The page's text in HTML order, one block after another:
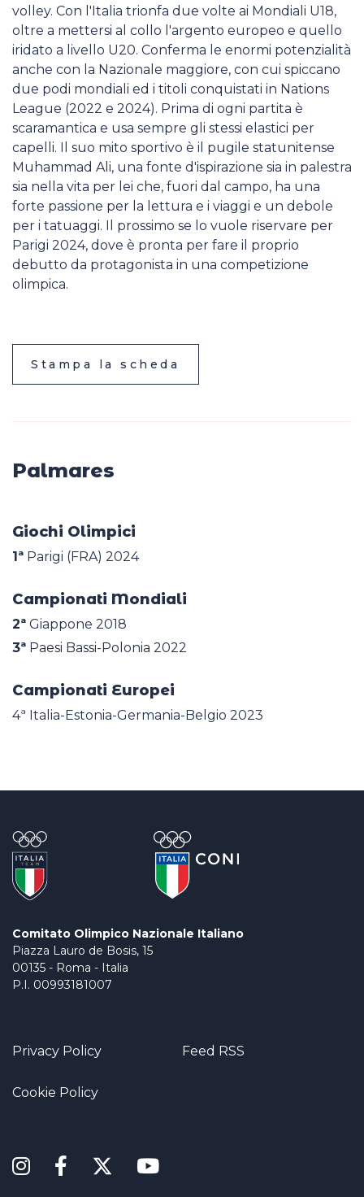
volley. Con l'Italia trionfa due volte ai Mondiali U18,
oltre a mettersi al collo l'argento europeo e quello
iridato a livello U20. Conferma le enormi potenzialità
anche con la Nazionale maggiore, con cui spiccano
due podi mondiali ed i titoli conquistati in Nations
League (2022 e 2024). Prima di ogni partita è
scaramantica e usa sempre gli stessi elastici per
capelli. Il suo mito sportivo è il pugile statunitense
Muhammad Ali, una fonte d'ispirazione sia in palestra
sia nella vita per lei che, fuori dal campo, ha una
forte passione per la lettura e i viaggi e un debole
per i tatuaggi. Il prossimo se lo vuole riservare per
Parigi 2024, dove è pronta per fare il proprio
debutto da protagonista in una competizione
olimpica.
Stampa la scheda
Palmares
Giochi Olimpici
1ª Parigi (FRA) 2024
Campionati Mondiali
2ª Giappone 2018
3ª Paesi Bassi-Polonia 2022
Campionati Europei
4ª Italia-Estonia-Germania-Belgio 2023
Comitato Olimpico Nazionale Italiano
Piazza Lauro de Bosis, 15
00135 - Roma - Italia
P.I. 00993181007
Privacy Policy Feed RSS
Cookie Policy